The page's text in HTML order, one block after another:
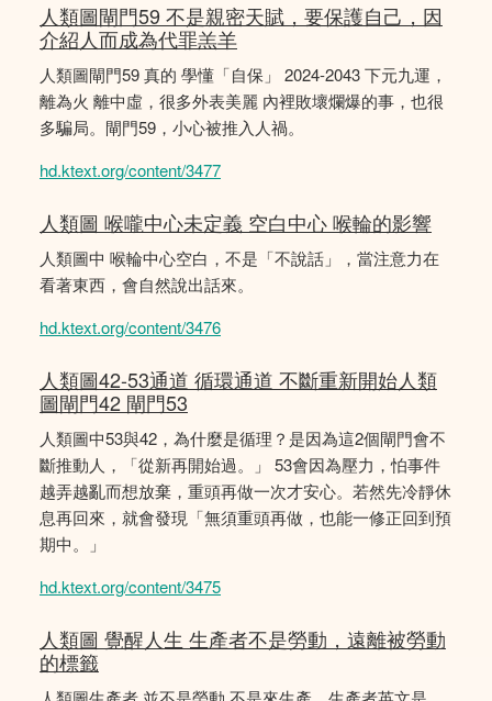
人類圖閘門59 不是親密天賦，要保護自己，因
介紹人而成為代罪羔羊
人類圖閘門59 真的 學懂「自保」 2024-2043 下元九運，
離為火 離中虛，很多外表美麗 內裡敗壞爛爆的事，也很
多騙局。閘門59，小心被推入人禍。
hd.ktext.org/content/3477
人類圖 喉嚨中心未定義 空白中心 喉輪的影響
人類圖中 喉輪中心空白，不是「不說話」，當注意力在
看著東西，會自然說出話來。
hd.ktext.org/content/3476
人類圖42-53通道 循環通道 不斷重新開始人類
圖閘門42 閘門53
人類圖中53與42，為什麼是循理？是因為這2個閘門會不
斷推動人，「從新再開始過。」 53會因為壓力，怕事件
越弄越亂而想放棄，重頭再做一次才安心。若然先冷靜休
息再回來，就會發現「無須重頭再做，也能一修正回到預
期中。」
hd.ktext.org/content/3475
人類圖 覺醒人生 生產者不是勞動，遠離被勞動
的標籤